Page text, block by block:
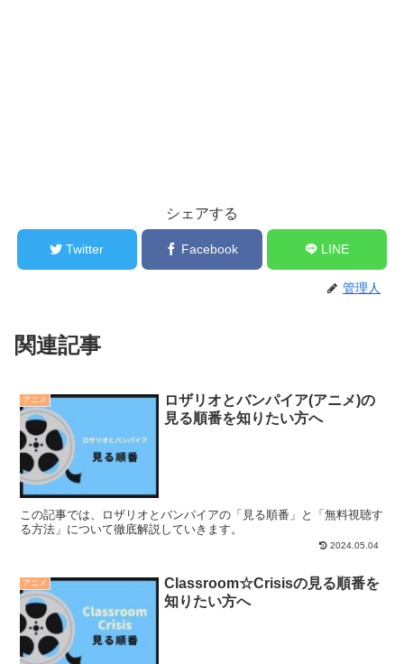
シェアする
Twitter Facebook LINE
管理人
関連記事
アニメ
ロザリオとバンパイア(アニメ)の
見る順番を知りたい方へ
この記事では、ロザリオとバンパイアの「見る順番」と「無料視聴す
る方法」について徹底解説していきます。
2024.05.04
アニメ
Classroom☆Crisisの見る順番を
知りたい方へ